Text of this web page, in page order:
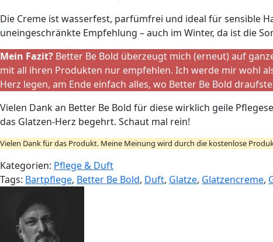
Die Creme ist wasserfest, parfümfrei und ideal für sensible
uneingeschränkte Empfehlung – auch im Winter, da ist die
Mein Fazit? Better Be Bold überzeugt mich (erneut) auf
mit all ihren Produkten nur empfehlen. Ich werde mir wohl
Herz legen, am Ende einfach alles, wo Better Be Bold
Vielen Dank an Better Be Bold für diese wirklich geile
das Glatzen-Herz begehrt. Schaut mal rein!
Vielen Dank für das Produkt. Meine Meinung wird durch die kostenlose
Kategorien: Pflege & Duft
Tags: Bartpflege, Better Be Bold, Duft, Glatze, Glatzencreme,